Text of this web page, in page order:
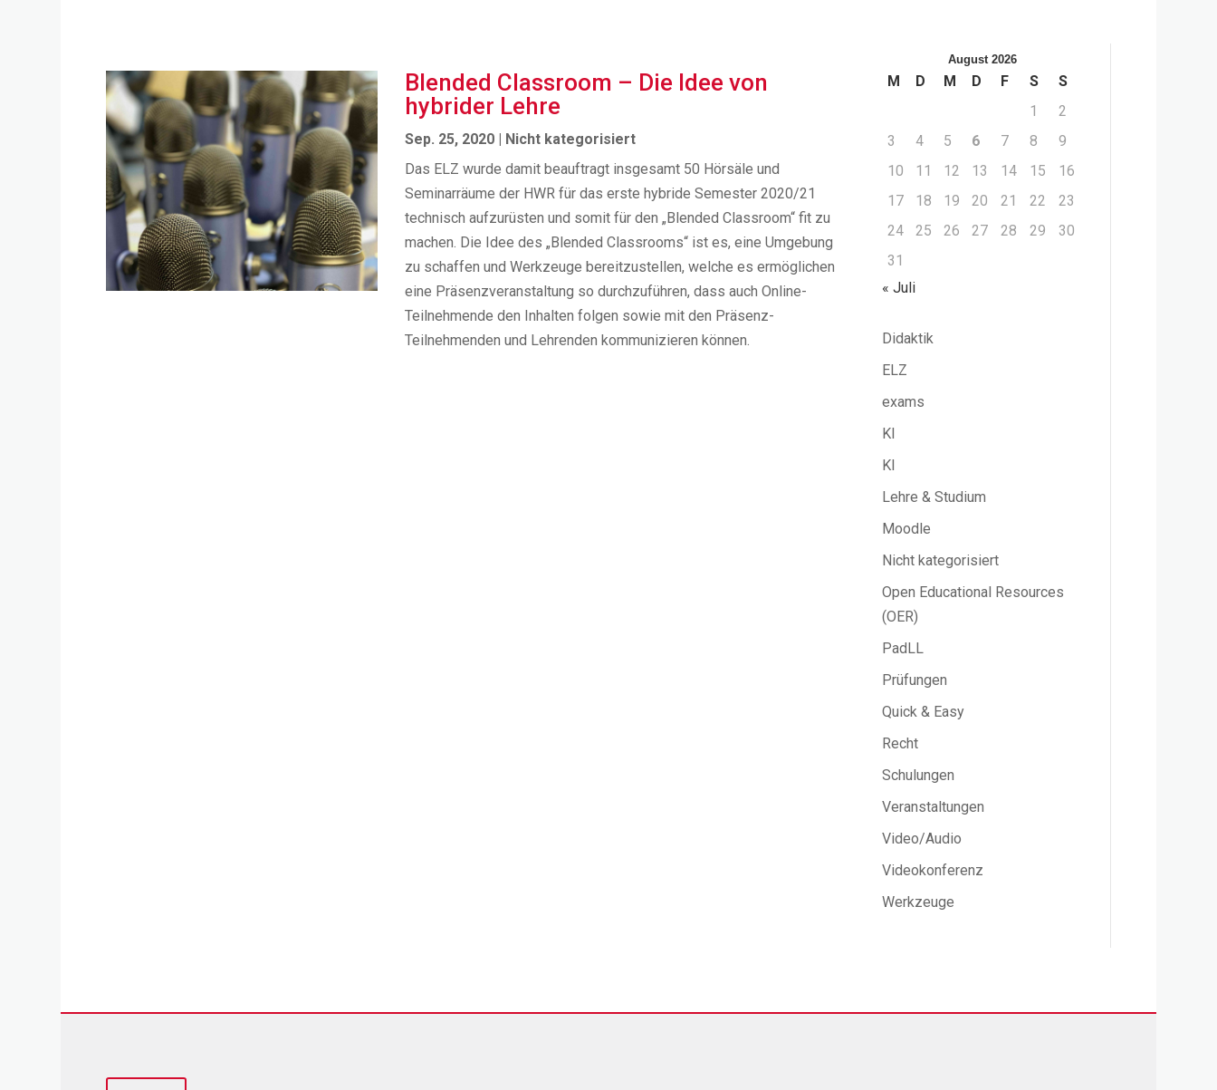
Blended Classroom – Die Idee von
hybrider Lehre
Sep. 25, 2020 | Nicht kategorisiert
Das ELZ wurde damit beauftragt insgesamt 50 Hörsäle und
Seminarräume der HWR für das erste hybride Semester 2020/21
technisch aufzurüsten und somit für den „Blended Classroom“ fit zu
machen. Die Idee des „Blended Classrooms“ ist es, eine Umgebung
zu schaffen und Werkzeuge bereitzustellen, welche es ermöglichen
eine Präsenzveranstaltung so durchzuführen, dass auch Online-
Teilnehmende den Inhalten folgen sowie mit den Präsenz-
Teilnehmenden und Lehrenden kommunizieren können.
August 2026
M D M D F S
S
1
2
3
4 5 6 7 8
9
10
11 12 13 14 15
16
17
18 19 20 21 22
23
24
25 26 27 28 29
30
31
« Juli
Didaktik
ELZ
exams
KI
KI
Lehre & Studium
Moodle
Nicht kategorisiert
Open Educational Resources
(OER)
PadLL
Prüfungen
Quick & Easy
Recht
Schulungen
Veranstaltungen
Video/Audio
Videokonferenz
Werkzeuge